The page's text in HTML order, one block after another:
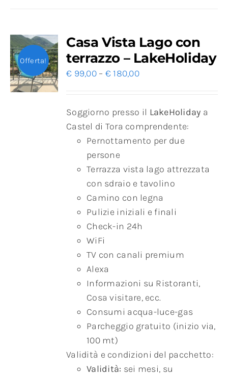
Offerta!
Casa Vista Lago con
terrazzo – LakeHoliday
€ 99,00 – € 180,00
Soggiorno presso il LakeHoliday a
Castel di Tora comprendente:
Pernottamento per due
persone
Terrazza vista lago attrezzata
con sdraio e tavolino
Camino con legna
Pulizie iniziali e finali
Check-in 24h
WiFi
TV con canali premium
Alexa
Informazioni su Ristoranti,
Cosa visitare, ecc.
Consumi acqua-luce-gas
Parcheggio gratuito (inizio via,
100 mt)
Validità e condizioni del pacchetto:
Validità: sei mesi, su